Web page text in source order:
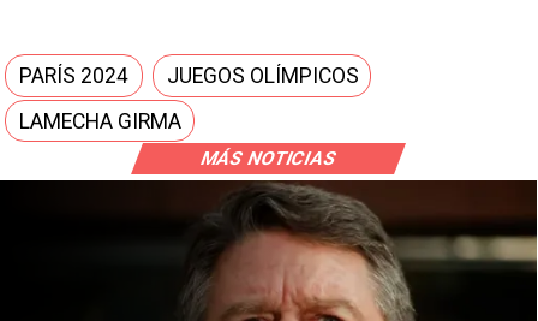
MÁS NOTICIAS
PARÍS 2024
JUEGOS OLÍMPICOS
LAMECHA GIRMA